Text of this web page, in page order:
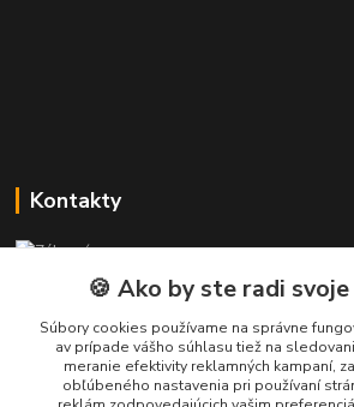
Kontakty
+421 911 010 560
Po-Pia, 13-17 hod.
info@presmartfon.sk
🍪 Ako by ste radi svoje
Súbory cookies používame na správne
av prípade vášho súhlasu tiež na
meranie efektivity reklamných kampaní,
obľúbeného nastavenia pri používaní